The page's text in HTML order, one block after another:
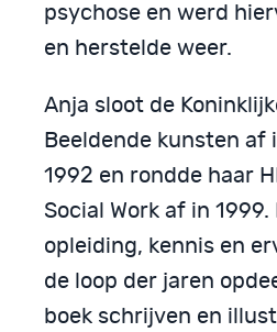
psychose en werd
en herstelde weer.
Anja sloot de
Beeldende kunsten af
1992 en rondde haar
Social Work af in 1999.
opleiding, kennis en
de loop der jaren
boek schrijven en